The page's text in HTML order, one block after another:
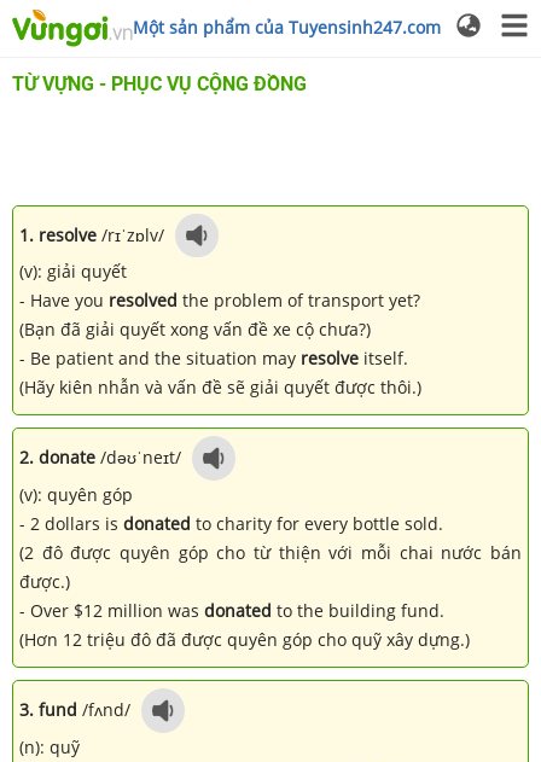
Một sản phẩm của Tuyensinh247.com
TỪ VỰNG - PHỤC VỤ CỘNG ĐỒNG
1. resolve /rɪˈzɒlv/
(v): giải quyết
- Have you resolved the problem of transport yet?
(Bạn đã giải quyết xong vấn đề xe cộ chưa?)
- Be patient and the situation may resolve itself.
(Hãy kiên nhẫn và vấn đề sẽ giải quyết được thôi.)
2. donate /dəʊˈneɪt/
(v): quyên góp
- 2 dollars is donated to charity for every bottle sold.
(2 đô được quyên góp cho từ thiện với mỗi chai nước bán
được.)
- Over $12 million was donated to the building fund.
(Hơn 12 triệu đô đã được quyên góp cho quỹ xây dựng.)
3. fund /fʌnd/
(n): quỹ